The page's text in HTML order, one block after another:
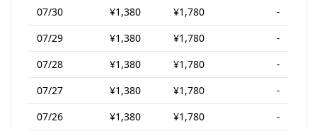
07/30 ¥1,380 ¥1,780
-
07/29
¥1,380 ¥1,780
-
07/28
¥1,380 ¥1,780
-
07/27
¥1,380 ¥1,780
-
07/26
¥1,380 ¥1,780
-